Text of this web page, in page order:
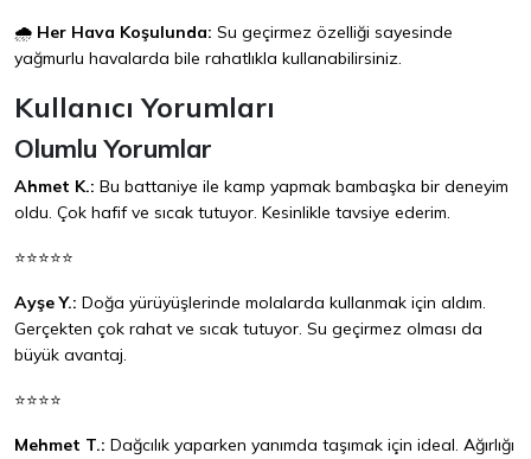
🌧️ Her Hava Koşulunda: Su geçirmez özelliği sayesinde
yağmurlu havalarda bile rahatlıkla kullanabilirsiniz.
Kullanıcı Yorumları
Olumlu Yorumlar
Ahmet K.: Bu battaniye ile kamp yapmak bambaşka bir deneyim
oldu. Çok hafif ve sıcak tutuyor. Kesinlikle tavsiye ederim.
⭐⭐⭐⭐⭐
Ayşe Y.: Doğa yürüyüşlerinde molalarda kullanmak için aldım.
Gerçekten çok rahat ve sıcak tutuyor. Su geçirmez olması da
büyük avantaj.
⭐⭐⭐⭐
Mehmet T.: Dağcılık yaparken yanımda taşımak için ideal. Ağırlığı